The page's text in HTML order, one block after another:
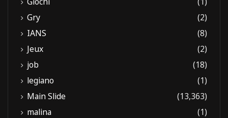
Gry
(2)
IANS
(8)
Jeux
(2)
job
(18)
legiano
(1)
Main Slide
(13,363)
malina
(1)